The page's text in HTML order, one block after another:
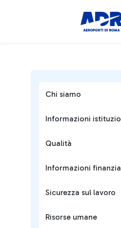
Chi siamo
Informazioni
Qualità
Informazioni
Sicurezza sul lavoro
Risorse umane